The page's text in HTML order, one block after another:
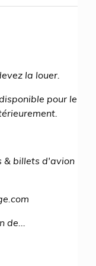
la louer.
pour le
& billets d'avion